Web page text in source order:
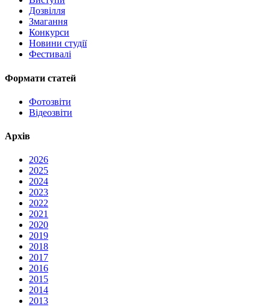
Дозвілля
Змагання
Конкурси
Новини студії
Фестивалі
Формати статей
Фотозвіти
Відеозвіти
Архів
2026
2025
2024
2023
2022
2021
2020
2019
2018
2017
2016
2015
2014
2013